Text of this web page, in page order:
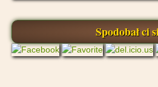
Spodobał ci